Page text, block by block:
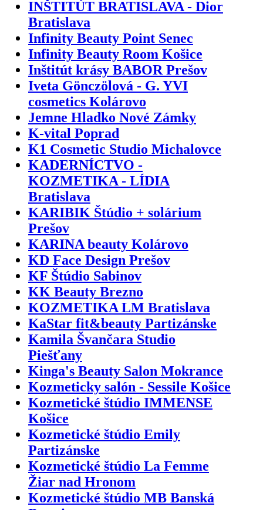
INŠTITÚT BRATISLAVA - Dior
Bratislava
Infinity Beauty Point Senec
Infinity Beauty Room Košice
Inštitút krásy BABOR Prešov
Iveta Gönczölová - G. YVI
cosmetics Kolárovo
Jemne Hladko Nové Zámky
K-vital Poprad
K1 Cosmetic Studio Michalovce
KADERNÍCTVO -
KOZMETIKA - LÍDIA
Bratislava
KARIBIK Štúdio + solárium
Prešov
KARINA beauty Kolárovo
KD Face Design Prešov
KF Štúdio Sabinov
KK Beauty Brezno
KOZMETIKA LM Bratislava
KaStar fit&beauty Partizánske
Kamila Švančara Studio
Piešťany
Kinga's Beauty Salon Mokrance
Kozmeticky salón - Sessile Košice
Kozmetické štúdio IMMENSE
Košice
Kozmetické štúdio Emily
Partizánske
Kozmetické štúdio La Femme
Žiar nad Hronom
Kozmetické štúdio MB Banská